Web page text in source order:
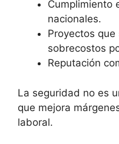
Cumplimiento
nacionales.
Proyectos
sobrecostos
Reputación
La seguridad no es
que mejora
laboral.